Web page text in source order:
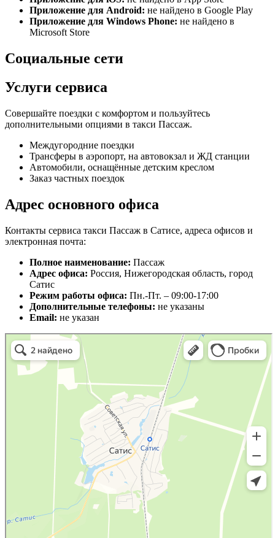
Приложение для Android: не найдено в Google Play
Приложение для Windows Phone: не найдено в
Microsoft Store
Социальные сети
Услуги сервиса
Совершайте поездки с комфортом и пользуйтесь
дополнительными опциями в такси Пассаж.
Междугородние поездки
Трансферы в аэропорт, на автовокзал и ЖД станции
Автомобили, оснащённые детским креслом
Заказ частных поездок
Адрес основного офиса
Контакты сервиса такси Пассаж в Сатисе, адреса офисов и
электронная почта:
Полное наименование: Пассаж
Адрес офиса: Россия, Нижегородская область, город
Сатис
Режим работы офиса: Пн.-Пт. – 09:00-17:00
Дополнительные телефоны: не указаны
Email: не указан